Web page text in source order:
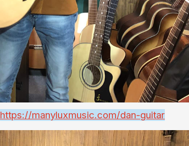
https://manyluxmusic.com/dan-guitar